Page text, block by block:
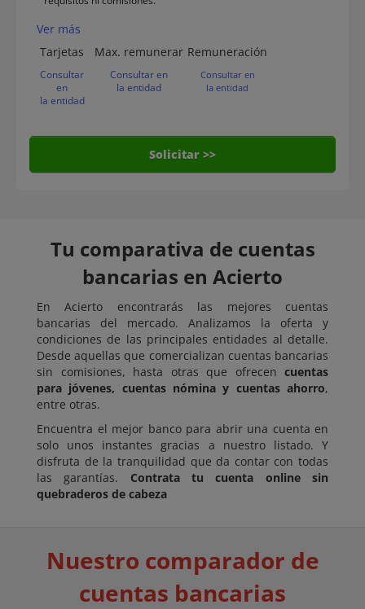
Ver más
Tarjetas
Consultar
en
la entidad
Max. remunerar
Consultar en
la entidad
Remuneración
Consultar en
la entidad
Solicitar >>
Tu comparativa de cuentas
bancarias en Acierto
En Acierto encontrarás las mejores cuentas
bancarias del mercado. Analizamos la oferta y
condiciones de las principales entidades al detalle.
Desde aquellas que comercializan cuentas bancarias
sin comisiones, hasta otras que ofrecen cuentas
para jóvenes, cuentas nómina y cuentas ahorro,
entre otras.
Encuentra el mejor banco para abrir una cuenta en
solo unos instantes gracias a nuestro listado. Y
disfruta de la tranquilidad que da contar con todas
las garantías. Contrata tu cuenta online sin
quebraderos de cabeza
Nuestro comparador de
cuentas bancarias